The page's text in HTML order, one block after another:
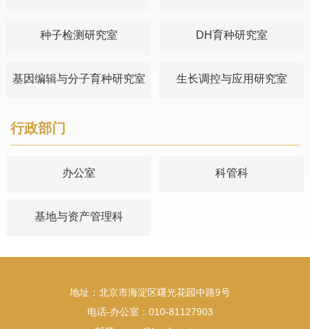
种子检测研究室 DH育种研究室
基因编辑与分子育种研究室 生长调控与应用研究室
行政部门
办公室 科管科
基地与资产管理科
地址：北京市海淀区曙光花园中路9号
电话-办公室：010-81127903